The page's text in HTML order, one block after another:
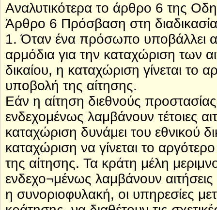
Αναλυτικότερα το άρθρο 6 της
Άρθρο 6 Πρόσβαση στη διαδικασία
1. Όταν ένα πρόσωπο υποβάλλει
αρμόδια για την καταχώριση των
δικαίου, η καταχώριση γίνεται το
υποβολή της αίτησης.
Εάν η αίτηση διεθνούς
ενδεχομένως λαμβάνουν τέτοιες
καταχώριση δυνάμει του εθνικού
καταχώριση να γίνεται το
της αίτησης. Τα κράτη μέλη
ενδεχο¬μένως λαμβάνουν
η συνοριοφυλακή, οι υπηρεσίες